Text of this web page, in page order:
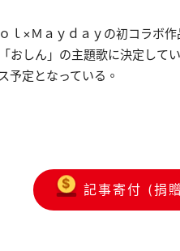
ｌ×Ｍａｙｄａｙの初コラボ
おしん」の主題歌に決定して
予定となっている。
記事寄付 (捐